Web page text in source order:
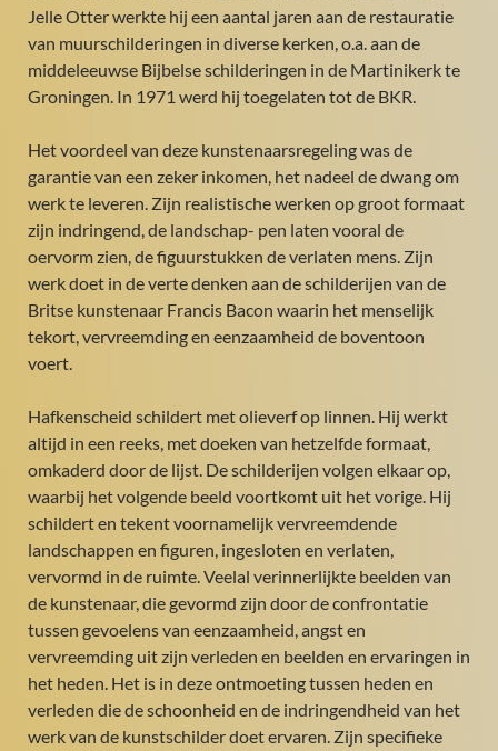
Jelle Otter werkte hij een aantal jaren aan de restauratie
van muurschilderingen in diverse kerken, o.a. aan de
middeleeuwse Bijbelse schilderingen in de Martinikerk te
Groningen. In 1971 werd hij toegelaten tot de BKR.
Het voordeel van deze kunstenaarsregeling was de
garantie van een zeker inkomen, het nadeel de dwang om
werk te leveren. Zijn realistische werken op groot formaat
zijn indringend, de landschap- pen laten vooral de
oervorm zien, de figuurstukken de verlaten mens. Zijn
werk doet in de verte denken aan de schilderijen van de
Britse kunstenaar Francis Bacon waarin het menselijk
tekort, vervreemding en eenzaamheid de boventoon
voert.
Hafkenscheid schildert met olieverf op linnen. Hij werkt
altijd in een reeks, met doeken van hetzelfde formaat,
omkaderd door de lijst. De schilderijen volgen elkaar op,
waarbij het volgende beeld voortkomt uit het vorige. Hij
schildert en tekent voornamelijk vervreemdende
landschappen en figuren, ingesloten en verlaten,
vervormd in de ruimte. Veelal verinnerlijkte beelden van
de kunstenaar, die gevormd zijn door de confrontatie
tussen gevoelens van eenzaamheid, angst en
vervreemding uit zijn verleden en beelden en ervaringen in
het heden. Het is in deze ontmoeting tussen heden en
verleden die de schoonheid en de indringendheid van het
werk van de kunstschilder doet ervaren. Zijn specifieke